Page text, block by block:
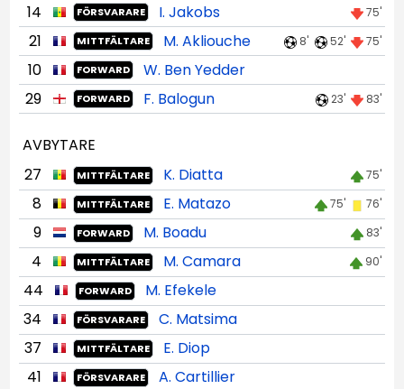
14 FÖRSVARARE I. Jakobs 75'
21 MITTFÄLTARE M. Akliouche 8' 52' 75'
10 FORWARD
W. Ben Yedder
29
FORWARD F. Balogun 23' 83'
AVBYTARE
27
MITTFÄLTARE K. Diatta 75'
8 MITTFÄLTARE E. Matazo 75' 76'
9 FORWARD M. Boadu 83'
4 MITTFÄLTARE M. Camara 90'
44 FORWARD
M. Efekele
34
FÖRSVARARE
C. Matsima
37
MITTFÄLTARE
E. Diop
41
FÖRSVARARE
A. Cartillier